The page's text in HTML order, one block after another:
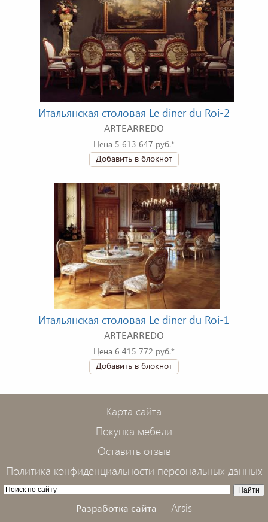
Итальянская столовая Le diner du Roi-2
ARTEARREDO
Цена 5 613 647 руб.*
Добавить в блокнот
Итальянская столовая Le diner du Roi-1
ARTEARREDO
Цена 6 415 772 руб.*
Добавить в блокнот
Карта сайта
Покупка мебели
Оставить отзыв
Политика конфиденциальности персональных данных
Разработка сайта — Arsis